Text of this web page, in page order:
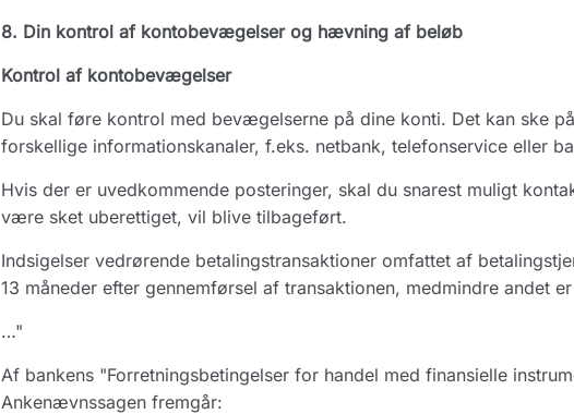
8. Din kontrol af kontobevægelser og hævning af beløb
Kontrol af kontobevægelser
Du skal føre kontrol med bevægelserne på dine konti. Det kan ske
forskellige informationskanaler, f.eks. netbank, telefonservice eller
Hvis der er uvedkommende posteringer, skal du snarest muligt
være sket uberettiget, vil blive tilbageført.
Indsigelser vedrørende betalingstransaktioner omfattet af
13 måneder efter gennemførsel af transaktionen, medmindre andet
…"
Af bankens "Forretningsbetingelser for handel med finansielle
Ankenævnssagen fremgår: